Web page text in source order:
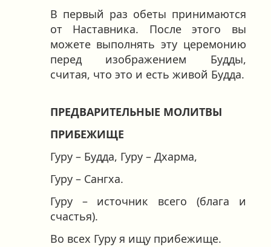
В первый раз обеты принимаются
от Наставника. После этого вы
можете выполнять эту церемонию
перед изображением Будды,
считая, что это и есть живой Будда.
ПРЕДВАРИТЕЛЬНЫЕ МОЛИТВЫ
ПРИБЕЖИЩЕ
Гуру – Будда, Гуру – Дхарма,
Гуру – Сангха.
Гуру – источник всего (блага и
счастья).
Во всех Гуру я ищу прибежище.